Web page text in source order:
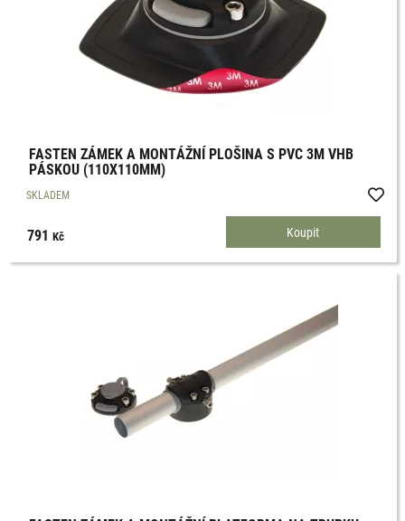
FASTEN ZÁMEK A MONTÁŽNÍ PLOŠINA S PVC 3M VHB
PÁSKOU (110X110MM)
SKLADEM
791Kč